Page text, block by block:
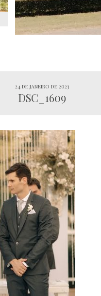
24 de janeiro de 2023
DSC_1609